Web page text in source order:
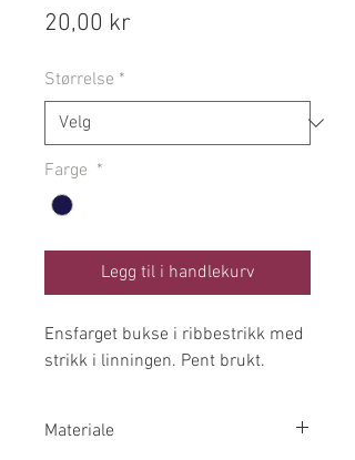
20,00 kr
Størrelse *
Farge *
Legg til i handlekurv
Ensfarget bukse i ribbestrikk med
strikk i linningen. Pent brukt.
Materiale